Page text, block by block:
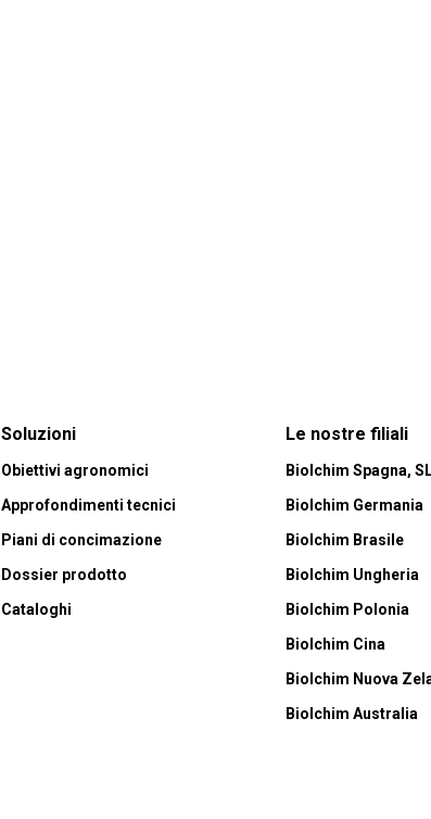
Soluzioni
Obiettivi agronomici
Approfondimenti tecnici
Piani di concimazione
Dossier prodotto
Cataloghi
Le nostre filiali
Biolchim Spagna,
Biolchim Germania
Biolchim Brasile
Biolchim Ungheria
Biolchim Polonia
Biolchim Cina
Biolchim Nuova
Biolchim Australia